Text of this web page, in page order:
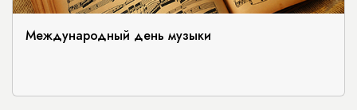
Международный день музыки